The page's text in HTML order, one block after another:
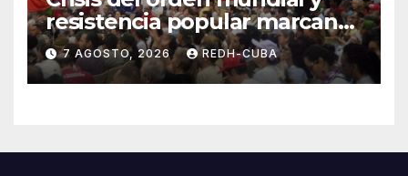
resistencia popular marcan
el inicio de la IV Asamblea
Continental de ALBA
Movimientos en Cuba
7 AGOSTO, 2026 REDH-CUBA